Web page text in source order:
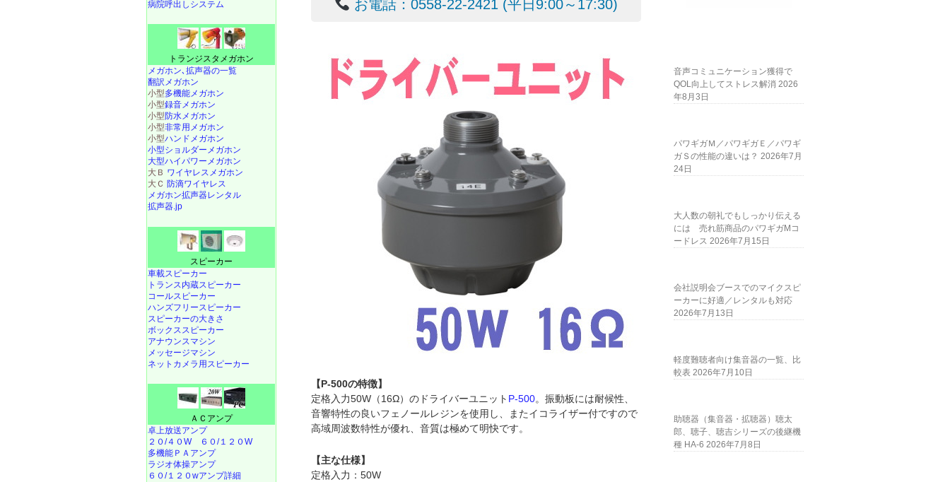
お電話：0558-22-2421 (平日9:00～17:30)
【P-500の特徴】
定格入力50W（16Ω）のドライバーユニット P-500。振動板には耐候性、
音響特性の良いフェノールレジンを使用し、またイコライザー付ですので
高域周波数特性が優れ、音質は極めて明快です。
【主な仕様】
定格入力：50W
病院呼出しシステム
トランジスタメガホン
メガホン､拡声器の一覧
翻訳メガホン
小型多機能メガホン
小型録音メガホン
小型防水メガホン
小型非常用メガホン
小型ハンドメガホン
小型ショルダーメガホン
大型ハイパワーメガホン
大Ｂ ワイヤレスメガホン
大Ｃ 防滴ワイヤレス
メガホン拡声器レンタル
拡声器.jp
スピーカー
車載スピーカー
トランス内蔵スピーカー
コールスピーカー
ハンズフリースピーカー
スピーカーの大きさ
ボックススピーカー
アナウンスマシン
メッセージマシン
ネットカメラ用スピーカー
ＡＣアンプ
卓上放送アンプ
２０/４０W
６０/１２０W
多機能ＰＡアンプ
ラジオ体操アンプ
６０/１２０wアンプ詳細
音声コミュニケーション獲得で
QOL向上してストレス解消 2026
年8月3日
パワギガＭ／パワギガＥ／パワギ
ガＳの性能の違いは？ 2026年7月
24日
大人数の朝礼でもしっかり伝える
には 売れ筋商品のパワギガMコ
ードレス 2026年7月15日
会社説明会ブースでのマイクスピ
ーカーに好適／レンタルも対応
2026年7月13日
軽度難聴者向け集音器の一覧、比
較表 2026年7月10日
助聴器（集音器・拡聴器）聴太
郎、聴子、聴吉シリーズの後継機
種 HA-6 2026年7月8日